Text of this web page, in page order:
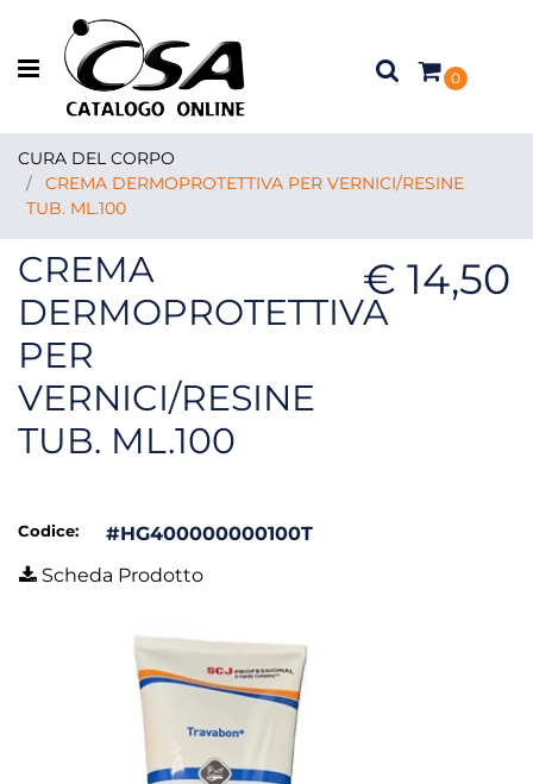
Open menu
0
CURA DEL CORPO
CREMA DERMOPROTETTIVA PER VERNICI/RESINE
TUB. ML.100
CREMA
DERMOPROTETTIVA
PER
VERNICI/RESINE
TUB. ML.100
€ 14,50
Codice:
#HG400000000100T
Scheda Prodotto